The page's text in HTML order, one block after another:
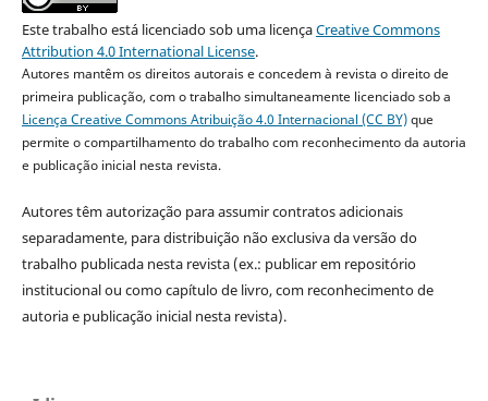
Este trabalho está licenciado sob uma licençaCreative Commons
Attribution 4.0 International License.
Autores mantêm os direitos autorais e concedem à revista o direito de
primeira publicação, com o trabalho simultaneamente licenciado sob a
Licença Creative Commons Atribuição 4.0 Internacional (CC BY)que
permite o compartilhamento do trabalho com reconhecimento da autoria
e publicação inicial nesta revista.
Autores têm autorização para assumir contratos adicionais
separadamente, para distribuição não exclusiva da versão do
trabalho publicada nesta revista (ex.: publicar em repositório
institucional ou como capítulo de livro, com reconhecimento de
autoria e publicação inicial nesta revista).